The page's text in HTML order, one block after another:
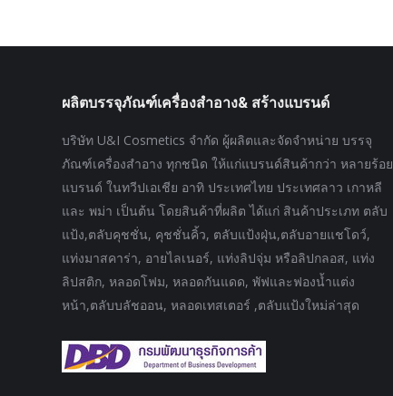
ผลิตบรรจุภัณฑ์เครื่องสำอาง& สร้างแบรนด์
บริษัท U&I Cosmetics จำกัด ผู้ผลิตและจัดจำหน่าย บรรจุ
ภัณฑ์เครื่องสำอาง ทุกชนิด ให้แก่แบรนด์สินค้ากว่า หลายร้อย
แบรนด์ ในทวีปเอเชีย อาทิ ประเทศไทย ประเทศลาว เกาหลี
และ พม่า เป็นต้น โดยสินค้าที่ผลิต ได้แก่ สินค้าประเภท ตลับ
แป้ง,ตลับคุชชั่น, คุชชั่นคิ้ว, ตลับแป้งฝุ่น,ตลับอายแชโดว์,
แท่งมาสคาร่า, อายไลเนอร์, แท่งลิปจุ่ม หรือลิปกลอส, แท่ง
ลิปสติก, หลอดโฟม, หลอดกันแดด, พัฟและฟองน้ำแต่ง
หน้า,ตลับบลัชออน, หลอดเทสเตอร์ ,ตลับแป้งใหม่ล่าสุด